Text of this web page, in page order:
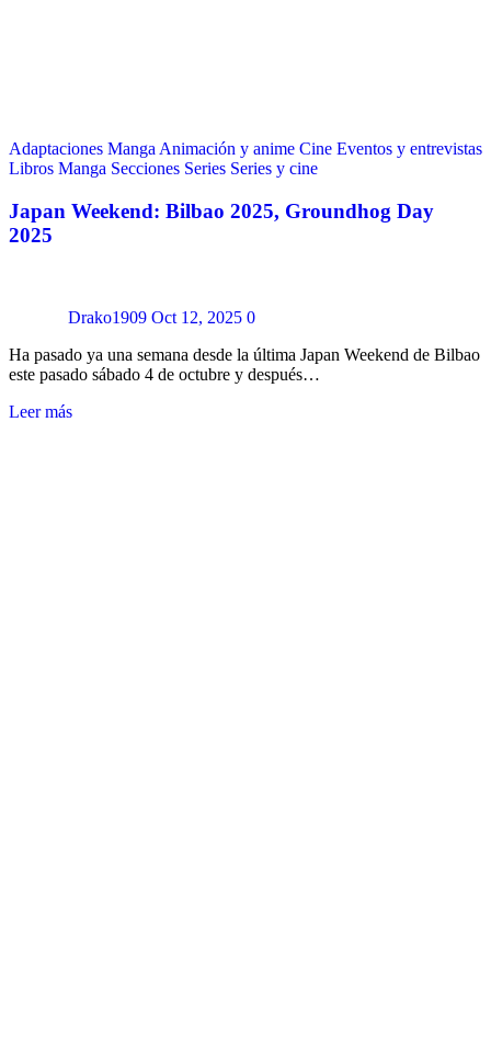
Adaptaciones MangaAnimación y anime Cine Eventos y entrevistas
Libros Manga Secciones Series Series y cine
Japan Weekend: Bilbao 2025, Groundhog Day
2025
Drako1909 Oct 12, 2025 0
Ha pasado ya una semana desde la última Japan Weekend de Bilbao
este pasado sábado 4 de octubre y después…
Leer más